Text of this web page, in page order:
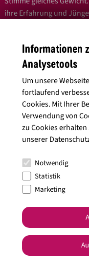
ihre Erfahrung und
schnelllebigen Zeit
Julia Böcklen (25)
Deutsche Weinprinzessin
Mehr zu Julia Böcklen
Weitere interessante
Wein Heimat Blog
Veröffentlicht am
#Unsere Weinheimat
Informationen
Analysetools
Um unsere
fortlaufend
Cookies. Mit Ihrer
Verwendung von
zu Cookies erhalten
unserer
Notwendig
Statistik
Marketing